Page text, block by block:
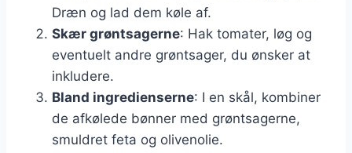
Dræn og lad dem køle af.
Skær grøntsagerne: Hak tomater, løg og
eventuelt andre grøntsager, du ønsker at
inkludere.
Bland ingredienserne: I en skål, kombiner
de afkølede bønner med grøntsagerne,
smuldret feta og olivenolie.